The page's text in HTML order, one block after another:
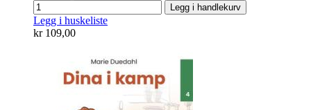
Legg i handlekurv
Legg i huskeliste
kr 109,00